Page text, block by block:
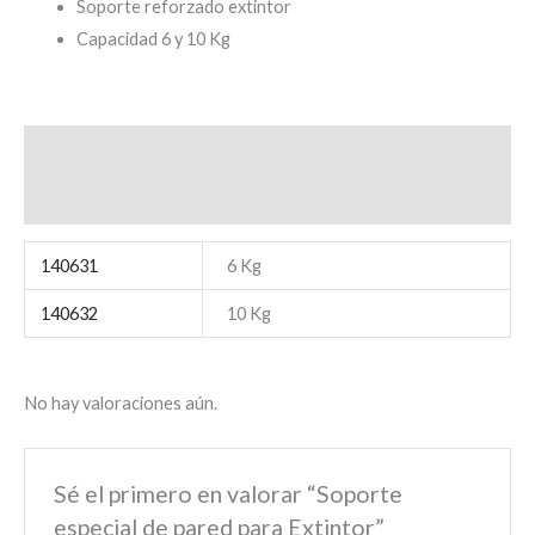
Soporte reforzado extintor
Capacidad 6 y 10 Kg
140631 6 Kg
140632 10 Kg
No hay valoraciones aún.
Sé el primero en valorar “Soporte
especial de pared para Extintor”